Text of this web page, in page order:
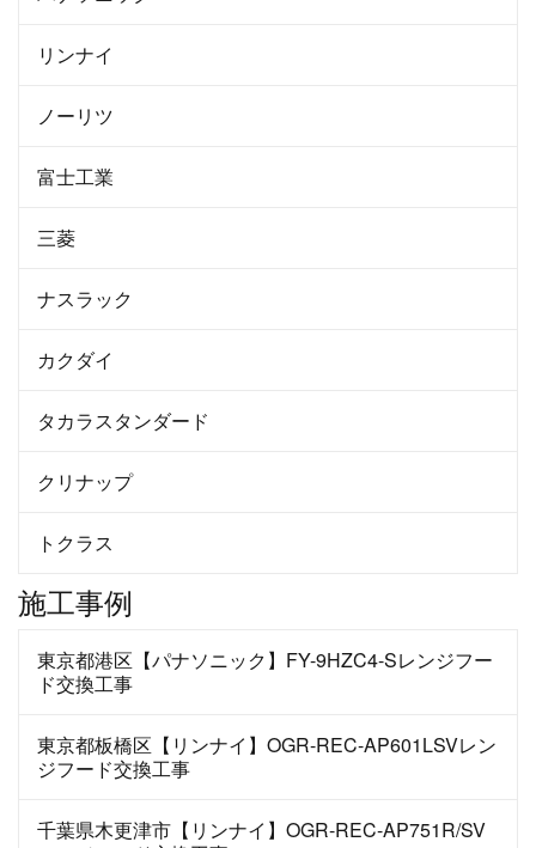
リンナイ
ノーリツ
富士工業
三菱
ナスラック
カクダイ
タカラスタンダード
クリナップ
トクラス
施工事例
東京都港区【パナソニック】FY-9HZC4-Sレンジフー
ド交換工事
東京都板橋区【リンナイ】OGR-REC-AP601LSVレン
ジフード交換工事
千葉県木更津市【リンナイ】OGR-REC-AP751R/SV